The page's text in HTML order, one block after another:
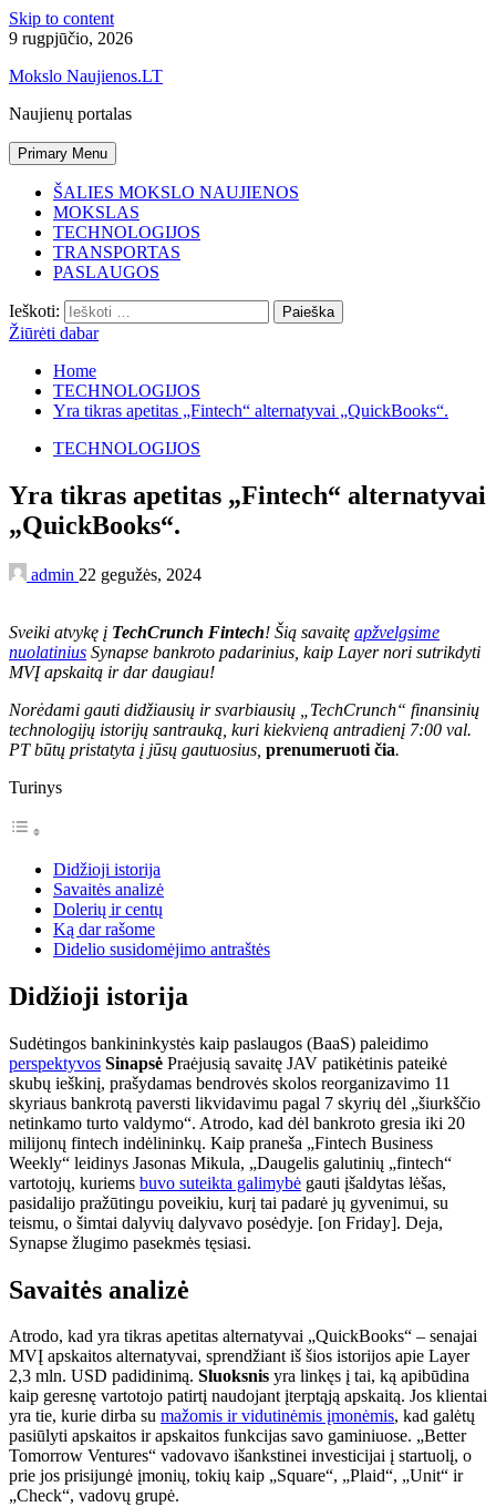
Skip to content
9 rugpjūčio, 2026
Mokslo Naujienos.LT
Naujienų portalas
Primary Menu
ŠALIES MOKSLO NAUJIENOS
MOKSLAS
TECHNOLOGIJOS
TRANSPORTAS
PASLAUGOS
Ieškoti:
Žiūrėti dabar
Home
TECHNOLOGIJOS
Yra tikras apetitas „Fintech“ alternatyvai „QuickBooks“.
TECHNOLOGIJOS
Yra tikras apetitas „Fintech“ alternatyvai
„QuickBooks“.
admin 22 gegužės, 2024
Sveiki atvykę į TechCrunch Fintech! Šią savaitę apžvelgsime
nuolatinius Synapse bankroto padarinius, kaip Layer nori sutrikdyti
MVĮ apskaitą ir dar daugiau!
Norėdami gauti didžiausių ir svarbiausių „TechCrunch“ finansinių
technologijų istorijų santrauką, kuri kiekvieną antradienį 7:00 val.
PT būtų pristatyta į jūsų gautuosius, prenumeruoti čia.
Turinys
Didžioji istorija
Savaitės analizė
Dolerių ir centų
Ką dar rašome
Didelio susidomėjimo antraštės
Didžioji istorija
Sudėtingos bankininkystės kaip paslaugos (BaaS) paleidimo
perspektyvos Sinapsė Praėjusią savaitę JAV patikėtinis pateikė
skubų ieškinį, prašydamas bendrovės skolos reorganizavimo 11
skyriaus bankrotą paversti likvidavimu pagal 7 skyrių dėl „šiurkščio
netinkamo turto valdymo“. Atrodo, kad dėl bankroto gresia iki 20
milijonų fintech indėlininkų. Kaip praneša „Fintech Business
Weekly“ leidinys Jasonas Mikula, „Daugelis galutinių „fintech“
vartotojų, kuriems buvo suteikta galimybė gauti įšaldytas lėšas,
pasidalijo pražūtingu poveikiu, kurį tai padarė jų gyvenimui, su
teismu, o šimtai dalyvių dalyvavo posėdyje. [on Friday]. Deja,
Synapse žlugimo pasekmės tęsiasi.
Savaitės analizė
Atrodo, kad yra tikras apetitas alternatyvai „QuickBooks“ – senajai
MVĮ apskaitos alternatyvai, sprendžiant iš šios istorijos apie Layer
2,3 mln. USD padidinimą. Sluoksnis yra linkęs į tai, ką apibūdina
kaip geresnę vartotojo patirtį naudojant įterptąją apskaitą. Jos klientai
yra tie, kurie dirba su mažomis ir vidutinėmis įmonėmis, kad galėtų
pasiūlyti apskaitos ir apskaitos funkcijas savo gaminiuose. „Better
Tomorrow Ventures“ vadovavo išankstinei investicijai į startuolį, o
prie jos prisijungė įmonių, tokių kaip „Square“, „Plaid“, „Unit“ ir
„Check“, vadovų grupė.